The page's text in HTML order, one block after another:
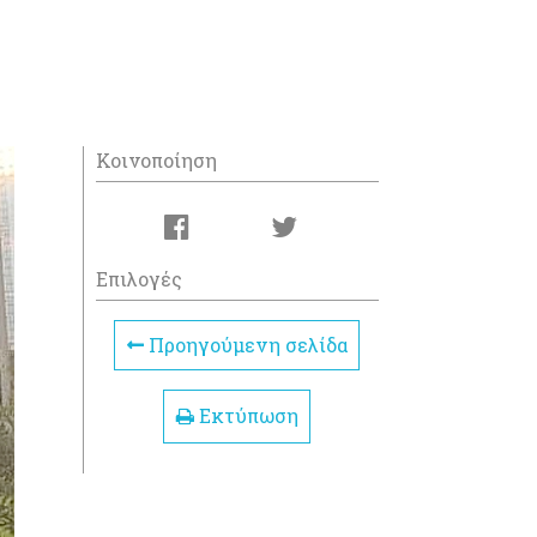
Κοινοποίηση
Επιλογές
Προηγούμενη σελίδα
Εκτύπωση